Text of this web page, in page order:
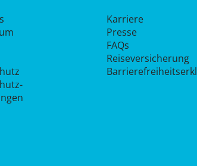
Karriere
Presse
FAQs
Reiseversicherung